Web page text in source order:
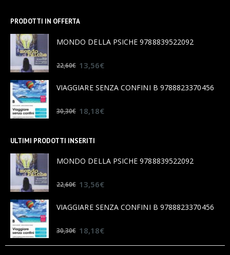
PRODOTTI IN OFFERTA
MONDO DELLA PSICHE 9788839522092
22,60€ 13,56€
VIAGGIARE SENZA CONFINI B 9788823370456
30,30€ 18,18€
ULTIMI PRODOTTI INSERITI
MONDO DELLA PSICHE 9788839522092
22,60€ 13,56€
VIAGGIARE SENZA CONFINI B 9788823370456
30,30€ 18,18€